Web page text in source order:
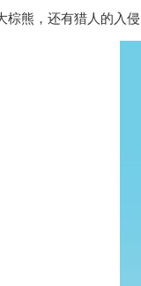
棕熊，还有猎人的入侵